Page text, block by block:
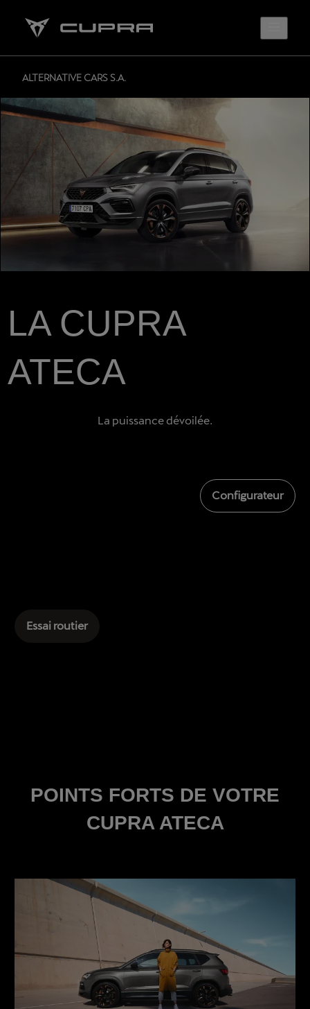
ALTERNATIVE CARS S.A.
LA CUPRA
ATECA
La puissance dévoilée.
Configurateur
Essai routier
POINTS FORTS DE VOTRE
CUPRA ATECA